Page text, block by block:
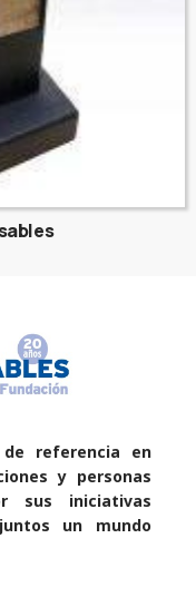
referencia en
y personas
sus iniciativas
un mundo